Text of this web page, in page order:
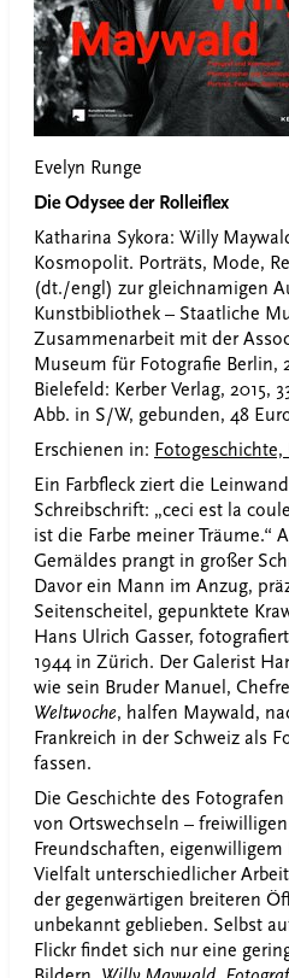
Evelyn Runge
Die Odysee der Rolleiflex
Katharina Sykora: Willy
Kosmopolit. Porträts, Mode,
(dt./engl) zur gleichnamigen
Kunstbibliothek – Staatliche
Zusammenarbeit mit der
Museum für Fotografie Berlin,
Bielefeld: Kerber Verlag, 2015,
Abb. in S/W, gebunden, 48
Erschienen in: Fotogeschichte,
Ein Farbfleck ziert die
Schreibschrift: „ceci est la
ist die Farbe meiner Träume.“
Gemäldes prangt in großer
Davor ein Mann im Anzug,
Seitenscheitel, gepunktete
Hans Ulrich Gasser,
1944 in Zürich. Der Galerist
wie sein Bruder Manuel,
Weltwoche, halfen Maywald,
Frankreich in der Schweiz als
fassen.
Die Geschichte des
von Ortswechseln –
Freundschaften,
Vielfalt unterschiedlicher
der gegenwärtigen breiteren
unbekannt geblieben. Selbst
Flickr findet sich nur eine